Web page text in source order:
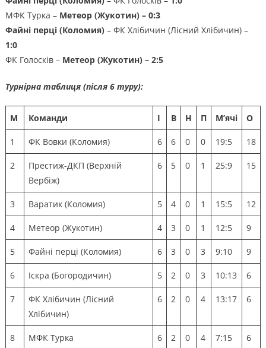
МФК Турка – Метеор (Жукотин) – 0:3
Файні перці (Коломия) – ФК Хлібичин (Лісний Хлібичин) –
1:0
ФК Голосків – Метеор (Жукотин) – 2:5
Турнірна таблиця (після 6 туру):
М Команди І В Н П М’ячі О
1 ФК Вовки (Коломия) 6 6 0 0 19:5 18
2
Престиж-ДКП (Верхній
Вербіж)
6 5 0 1 25:9 15
3 Варатик (Коломия) 5 4 0 1 15:5 12
4 Метеор (Жукотин) 4 3 0 1 12:5 9
5 Файні перці (Коломия) 6 3 0 3 9:10 9
6 Іскра (Богородичин) 5 2 0 3 10:13 6
7
ФК Хлібичин (Лісний
Хлібичин)
6 2 0 4 13:17 6
8 МФК Турка 6 2 0 4 7:15 6